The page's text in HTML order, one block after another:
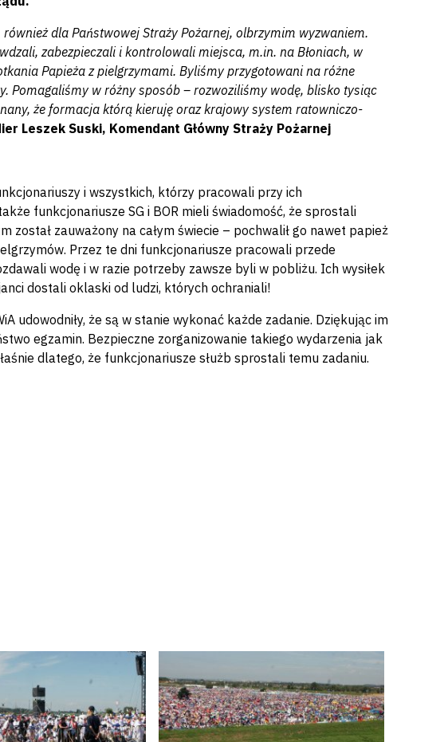
również dla Państwowej Straży Pożarnej, olbrzymim wyzwaniem.
zabezpieczali i kontrolowali miejsca, m.in. na Błoniach, w
Papieża z pielgrzymami. Byliśmy przygotowani na różne
Pomagaliśmy w różny sposób – rozwoziliśmy wodę, blisko tysiąc
że formacja którą kieruję oraz krajowy system ratowniczo-
Leszek Suski, Komendant Główny Straży Pożarnej
i wszystkich, którzy pracowali przy ich
funkcjonariusze SG i BOR mieli świadomość, że sprostali
zauważony na całym świecie – pochwalił go nawet papież
Przez te dni funkcjonariusze pracowali przede
wodę i w razie potrzeby zawsze byli w pobliżu. Ich wysiłek
dostali oklaski od ludzi, których ochraniali!
udowodniły, że są w stanie wykonać każde zadanie. Dziękując im
egzamin. Bezpieczne zorganizowanie takiego wydarzenia jak
dlatego, że funkcjonariusze służb sprostali temu zadaniu.